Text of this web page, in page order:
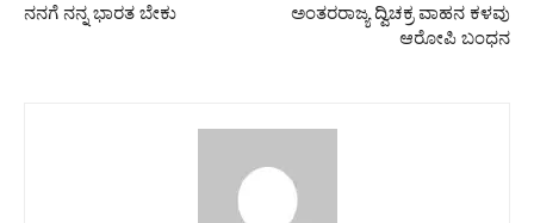
ನನಗೆ ನನ್ನ ಭಾರತ ಬೇಕು
ಅಂತರರಾಜ್ಯ ದ್ವಿಚಕ್ರ ವಾಹನ ಕಳವು
ಆರೋಪಿ ಬಂಧನ